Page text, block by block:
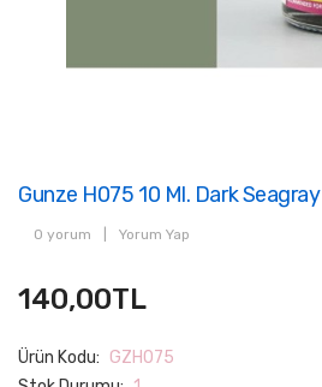
Gunze H075 10 Ml. Dark Seagray
0 yorum Yorum Yap
140,00TL
Ürün Kodu: GZH075